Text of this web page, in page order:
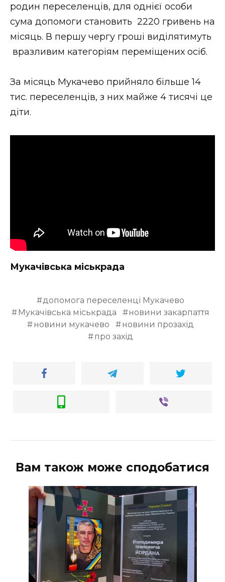
ВІДЕО
родин переселенців, для однієї особи
сума допомоги становить 2220 гривень на
місяць. В першу чергу гроші виділятимуть
вразливим категоріям переміщених осіб.
За місяць Мукачево прийняло більше 14
тис. переселенців, з них майже 4 тисячі це
діти.
Мукачівська міськрада
допомога переселенці Мукачево
Мукачівська міськрада
новини закарпаття
новини мукачево
новини прозахід
про захід
Вам також може сподобатися